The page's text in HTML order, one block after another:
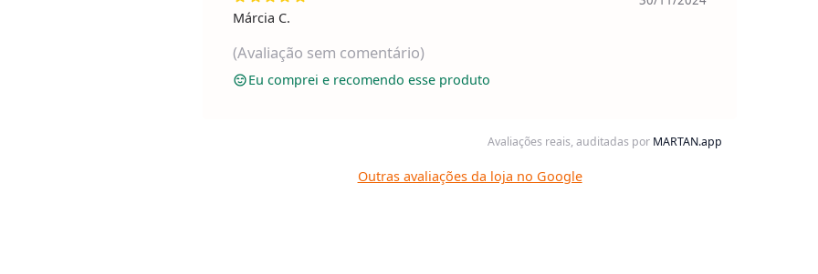
Márcia C.
(Avaliação sem comentário)
Eu comprei e recomendo esse produto
Avaliações reais, auditadas por MARTAN.app
Outras avaliações da loja no Google